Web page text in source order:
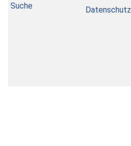
Suche
Datenschutz